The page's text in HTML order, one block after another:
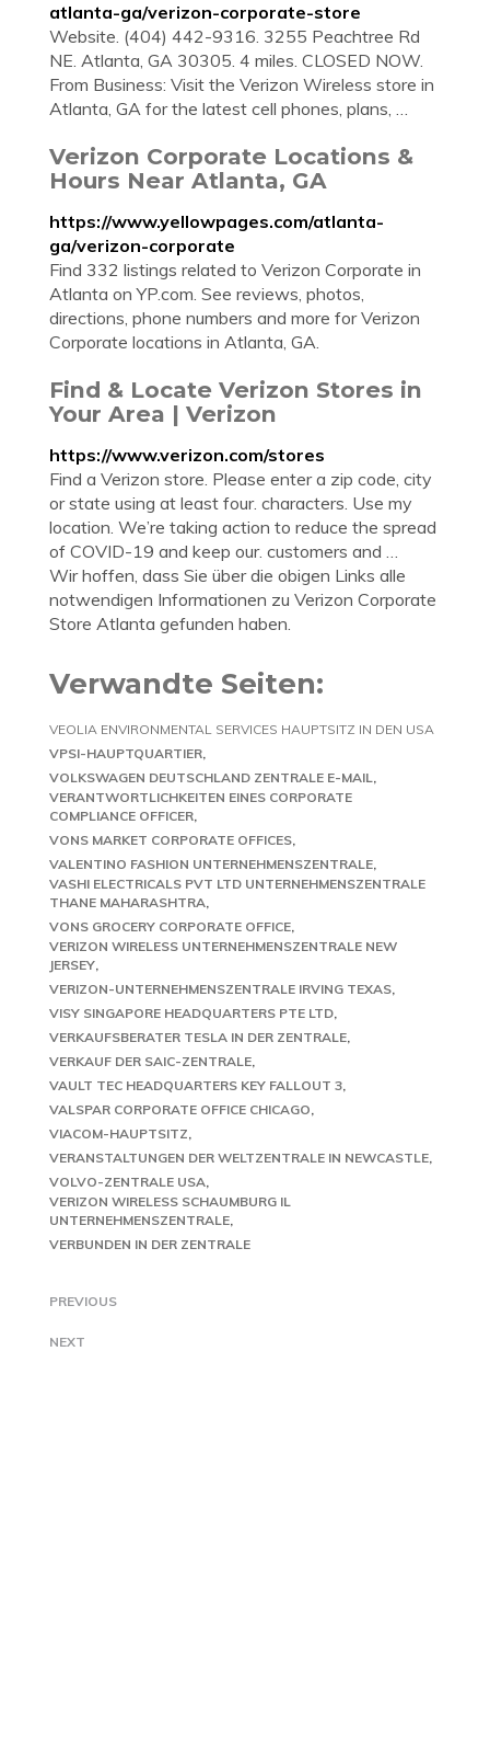
atlanta-ga/verizon-corporate-store
Website. (404) 442-9316. 3255 Peachtree Rd
NE. Atlanta, GA 30305. 4 miles. CLOSED NOW.
From Business: Visit the Verizon Wireless store in
Atlanta, GA for the latest cell phones, plans, …
Verizon Corporate Locations &
Hours Near Atlanta, GA
https://www.yellowpages.com/atlanta-
ga/verizon-corporate
Find 332 listings related to Verizon Corporate in
Atlanta on YP.com. See reviews, photos,
directions, phone numbers and more for Verizon
Corporate locations in Atlanta, GA.
Find & Locate Verizon Stores in
Your Area | Verizon
https://www.verizon.com/stores
Find a Verizon store. Please enter a zip code, city
or state using at least four. characters. Use my
location. We’re taking action to reduce the spread
of COVID-19 and keep our. customers and …
Wir hoffen, dass Sie über die obigen Links alle
notwendigen Informationen zu Verizon Corporate
Store Atlanta gefunden haben.
Verwandte Seiten:
VEOLIA ENVIRONMENTAL SERVICES HAUPTSITZ IN DEN USA
VPSI-HAUPTQUARTIER
VOLKSWAGEN DEUTSCHLAND ZENTRALE E-MAIL
VERANTWORTLICHKEITEN EINES CORPORATE
COMPLIANCE OFFICER
VONS MARKET CORPORATE OFFICES
VALENTINO FASHION UNTERNEHMENSZENTRALE
VASHI ELECTRICALS PVT LTD UNTERNEHMENSZENTRALE
THANE MAHARASHTRA
VONS GROCERY CORPORATE OFFICE
VERIZON WIRELESS UNTERNEHMENSZENTRALE NEW
JERSEY
VERIZON-UNTERNEHMENSZENTRALE IRVING TEXAS
VISY SINGAPORE HEADQUARTERS PTE LTD
VERKAUFSBERATER TESLA IN DER ZENTRALE
VERKAUF DER SAIC-ZENTRALE
VAULT TEC HEADQUARTERS KEY FALLOUT 3
VALSPAR CORPORATE OFFICE CHICAGO
VIACOM-HAUPTSITZ
VERANSTALTUNGEN DER WELTZENTRALE IN NEWCASTLE
VOLVO-ZENTRALE USA
VERIZON WIRELESS SCHAUMBURG IL
UNTERNEHMENSZENTRALE
VERBUNDEN IN DER ZENTRALE
PREVIOUS
NEXT